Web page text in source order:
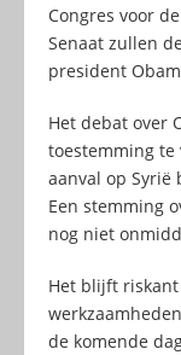
Congres voor
Senaat zullen
president
Het debat over
toestemming te
aanval op Syrië
Een stemming
nog niet
Het blijft
de komende